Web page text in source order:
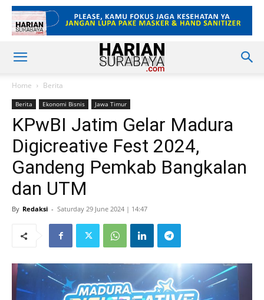
Home Berita
Berita Ekonomi Bisnis Jawa Timur
KPwBI Jatim Gelar Madura
Digicreative Fest 2024,
Gandeng Pemkab Bangkalan
dan UTM
By Redaksi - Saturday 29 June 2024 | 14:47